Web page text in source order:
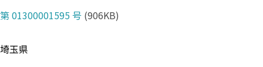
第 01300001595 号 (906KB)
埼玉県